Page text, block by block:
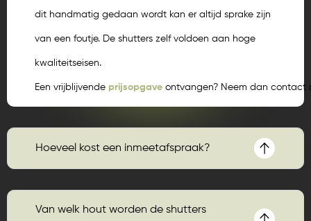
dit handmatig gedaan wordt kan er altijd sprake zijn
van een foutje. De shutters zelf voldoen aan hoge
kwaliteitseisen.
Een vrijblijvende prijsopgave ontvangen? Neem dan contact
Hoeveel kost een inmeetafspraak?
Van welk hout worden de shutters